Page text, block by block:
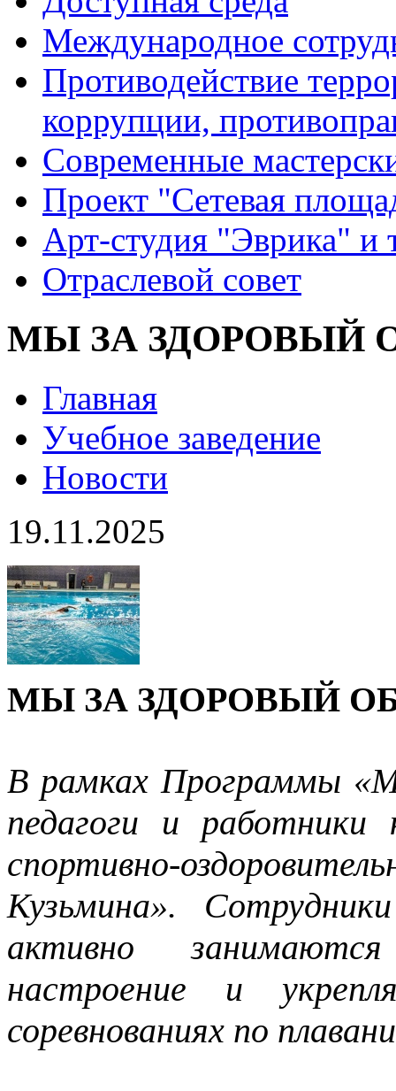
Международное
Противодействие
коррупции,
Современные
Проект "Сетевая
Арт-студия "Эврика" и
Отраслевой совет
МЫ ЗА ЗДОРОВЫЙ
Главная
Учебное заведение
Новости
19.11.2025
МЫ ЗА ЗДОРОВЫЙ
В рамках Программы
педагоги и
спортивно-
Кузьмина».
активно
настроение и
соревнованиях по